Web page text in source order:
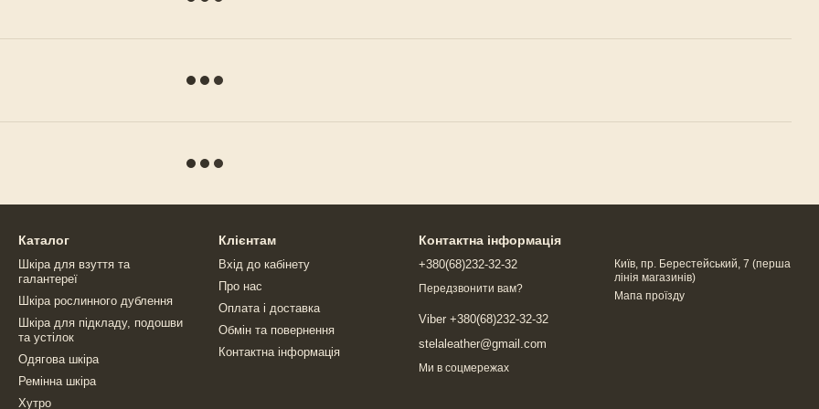
Каталог
Шкіра для взуття та
галантереї
Шкіра рослинного дублення
Шкіра для підкладу, подошви
та устілок
Одягова шкіра
Ремінна шкіра
Хутро
Клієнтам
Вхід до кабінету
Про нас
Оплата і доставка
Обмін та повернення
Контактна інформація
Контактна інформація
+380(68)232-32-32
Передзвонити вам?
Viber +380(68)232-32-32
stelaleather@gmail.com
Київ, пр. Берестейський, 7 (перша
лінія магазинів)
Мапа проїзду
Ми в соцмережах